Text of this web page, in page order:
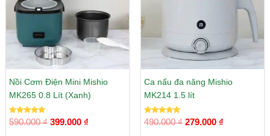
Nồi Cơm Điện Mini Mishio
MK265 0.8 Lít (Xanh)
Được xếp
hạng
590.000₫ 399.000 ₫
Ca nấu đa năng Mishio
MK214 1.5 lít
Được xếp
hạng
490.000₫ 279.000 ₫